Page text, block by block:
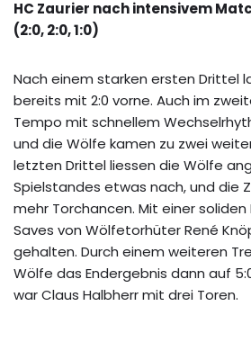
HC Zaurier nach intensivem
(2:0, 2:0, 1:0)
Nach einem starken ersten Drittel
bereits mit 2:0 vorne. Auch im
Tempo mit schnellem
und die Wölfe kamen zu zwei
letzten Drittel liessen die Wölfe
Spielstandes etwas nach, und die
mehr Torchancen. Mit einer
Saves von Wölfetorhüter René
gehalten. Durch einem weiteren
Wölfe das Endergebnis dann auf
war Claus Halbherr mit drei Toren.